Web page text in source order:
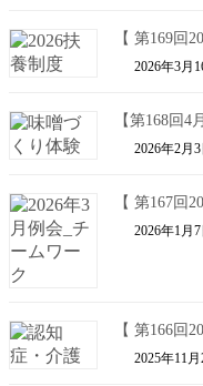
【 第169回
2026年3月
【第168回
2026年2月3
【 第167回
2026年1月7
【 第166回
2025年11月